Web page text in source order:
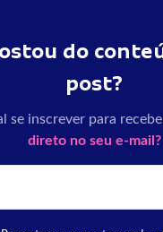
do
post?
se inscrever para
direto no seu e-mail?